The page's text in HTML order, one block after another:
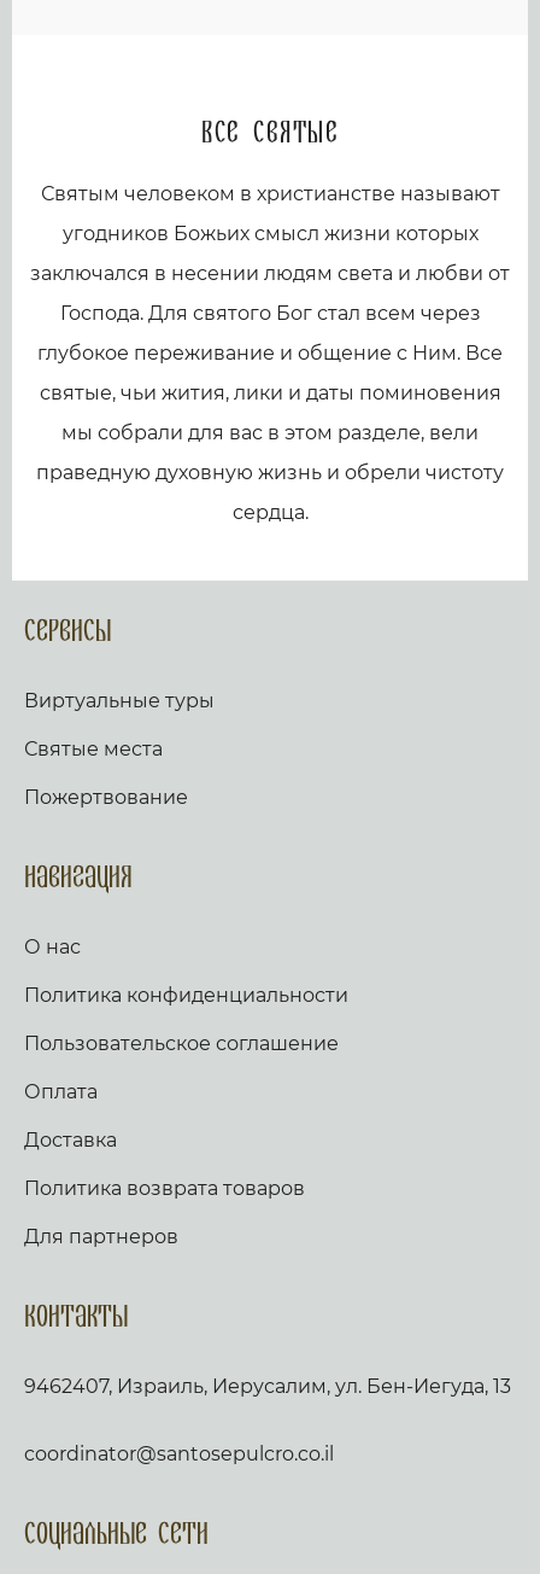
Все святые
Святым человеком в христианстве называют
угодников Божьих смысл жизни которых
заключался в несении людям света и любви от
Господа. Для святого Бог стал всем через
глубокое переживание и общение с Ним. Все
святые, чьи жития, лики и даты поминовения
мы собрали для вас в этом разделе, вели
праведную духовную жизнь и обрели чистоту
сердца.
Сервисы
Виртуальные туры
Святые места
Пожертвование
Навигация
О нас
Политика конфиденциальности
Пользовательское соглашение
Оплата
Доставка
Политика возврата товаров
Для партнеров
Контакты
9462407, Израиль, Иерусалим, ул. Бен-Иегуда, 13
coordinator@santosepulcro.co.il
Социальные сети